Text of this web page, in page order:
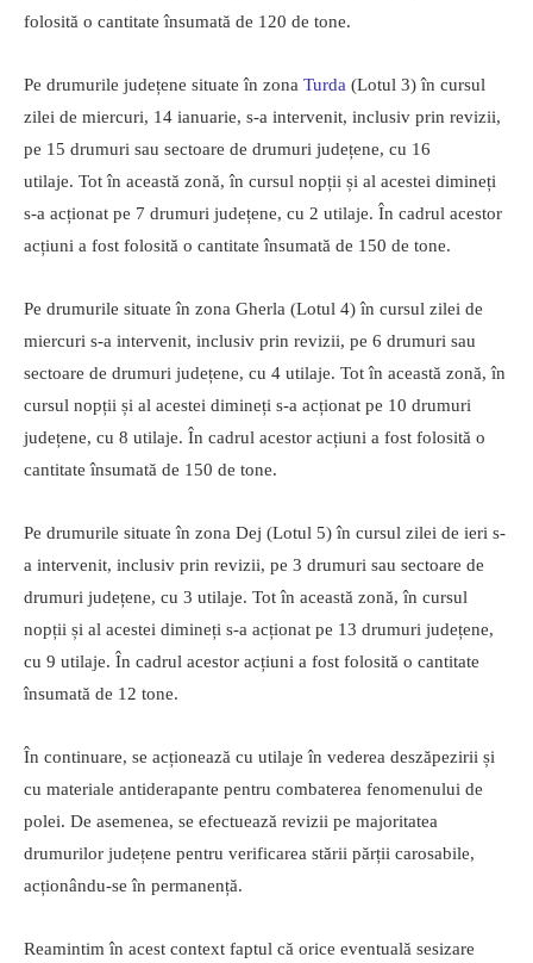
folosită o cantitate însumată de 120 de tone.
Pe drumurile județene situate în zona Turda (Lotul 3) în cursul
zilei de miercuri, 14 ianuarie, s-a intervenit, inclusiv prin revizii,
pe 15 drumuri sau sectoare de drumuri județene, cu 16
utilaje. Tot în această zonă, în cursul nopții și al acestei dimineți
s-a acționat pe 7 drumuri județene, cu 2 utilaje. În cadrul acestor
acțiuni a fost folosită o cantitate însumată de 150 de tone.
Pe drumurile situate în zona Gherla (Lotul 4) în cursul zilei de
miercuri s-a intervenit, inclusiv prin revizii, pe 6 drumuri sau
sectoare de drumuri județene, cu 4 utilaje. Tot în această zonă, în
cursul nopții și al acestei dimineți s-a acționat pe 10 drumuri
județene, cu 8 utilaje. În cadrul acestor acțiuni a fost folosită o
cantitate însumată de 150 de tone.
Pe drumurile situate în zona Dej (Lotul 5) în cursul zilei de ieri s-
a intervenit, inclusiv prin revizii, pe 3 drumuri sau sectoare de
drumuri județene, cu 3 utilaje. Tot în această zonă, în cursul
nopții și al acestei dimineți s-a acționat pe 13 drumuri județene,
cu 9 utilaje. În cadrul acestor acțiuni a fost folosită o cantitate
însumată de 12 tone.
În continuare, se acționează cu utilaje în vederea deszăpezirii și
cu materiale antiderapante pentru combaterea fenomenului de
polei. De asemenea, se efectuează revizii pe majoritatea
drumurilor județene pentru verificarea stării părții carosabile,
acționându-se în permanență.
Reamintim în acest context faptul că orice eventuală sesizare